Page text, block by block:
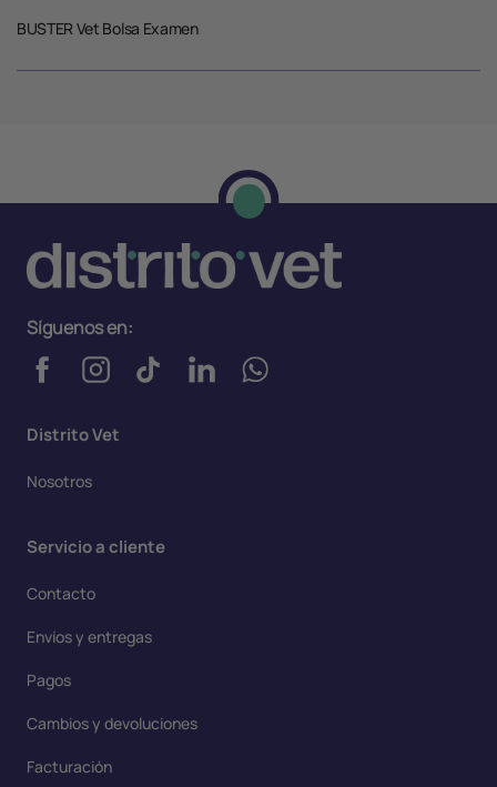
BUSTER Vet Bolsa Examen
Distrito Vet
Nosotros
Servicio a cliente
Contacto
Envíos y entregas
Pagos
Cambios y devoluciones
Facturación
Síguenos en: